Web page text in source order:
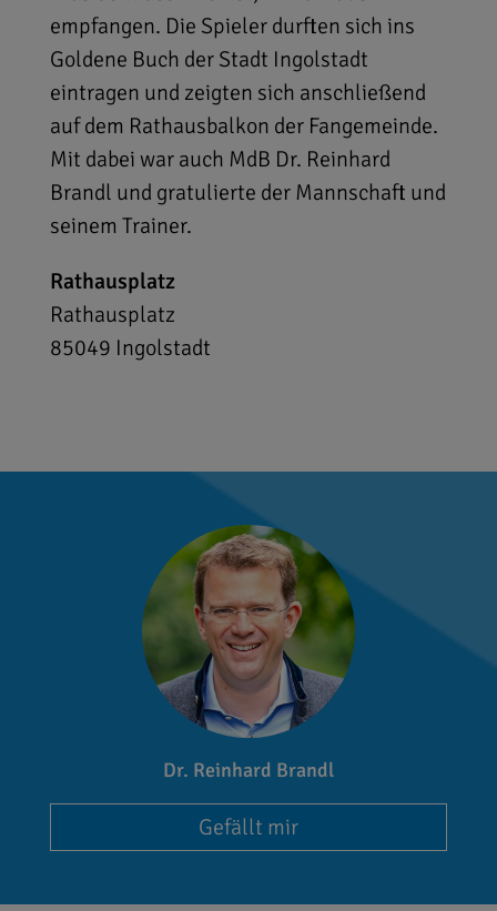
empfangen. Die Spieler durften sich ins
Goldene Buch der Stadt Ingolstadt
eintragen und zeigten sich anschließend
auf dem Rathausbalkon der Fangemeinde.
Mit dabei war auch MdB Dr. Reinhard
Brandl und gratulierte der Mannschaft und
seinem Trainer.
Rathausplatz
Rathausplatz
85049 Ingolstadt
Dr. Reinhard Brandl
Gefällt mir